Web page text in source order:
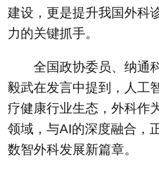
建设，更是提升我国外科
力的关键抓手。
全国政协委员、纳通
毅武在发言中提到，人工
疗健康行业生态，外科作
领域，与AI的深度融合，
数智外科发展新篇章。